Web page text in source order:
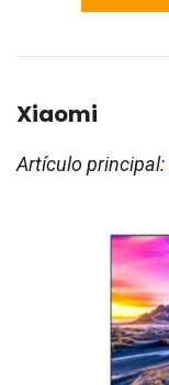
Xiaomi
Artículo principal: